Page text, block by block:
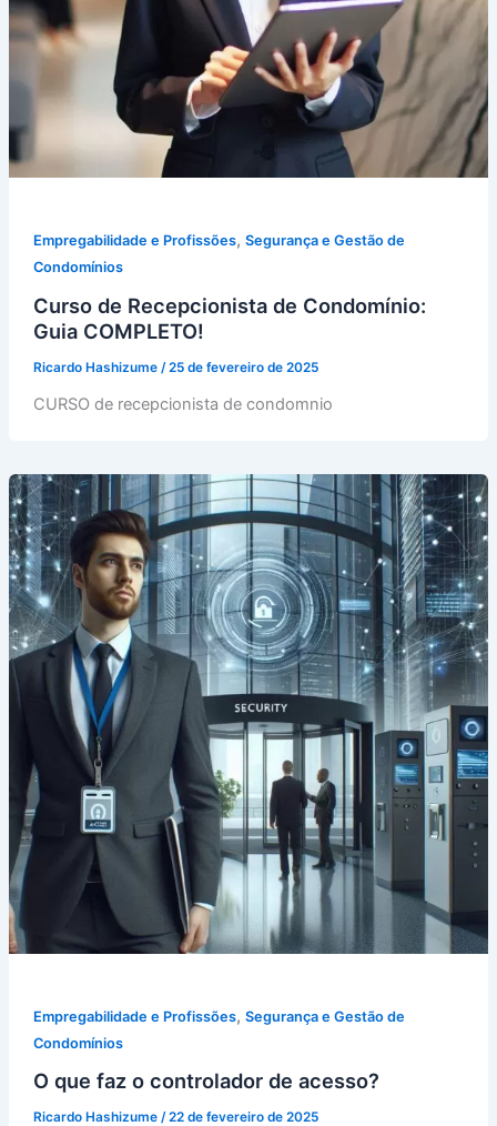
Empregabilidade e Profissões, Segurança e Gestão de
Condomínios
Curso de Recepcionista de Condomínio:
Guia COMPLETO!
Ricardo Hashizume /25 de fevereiro de 2025
CURSO de recepcionista de condomnio
Empregabilidade e Profissões, Segurança e Gestão de
Condomínios
O que faz o controlador de acesso?
Ricardo Hashizume /22 de fevereiro de 2025